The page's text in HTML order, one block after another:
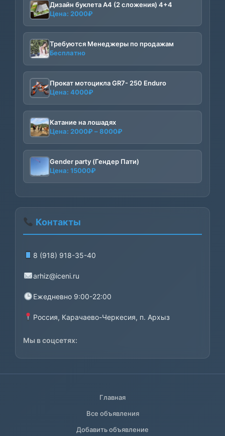
Дизайн буклета А4 (2 сложения) 4+4
Цена: 2000₽
Требуются Менеджеры по продажам
Бесплатно
Прокат мотоцикла GR7- 250 Enduro
Цена: 4000₽
Катание на лошадях
Цена: 2000₽ –8000₽
2000₽
–
Gender party (Гендер Пати)
Цена: 15000₽
Контакты
8 (918) 918-35-40
arhiz@iceni.ru
Ежедневно 9:00-22:00
Россия, Карачаево-Черкесия, п. Архыз
Мы в соцсетях:
Главная
Все объявления
Добавить объявление